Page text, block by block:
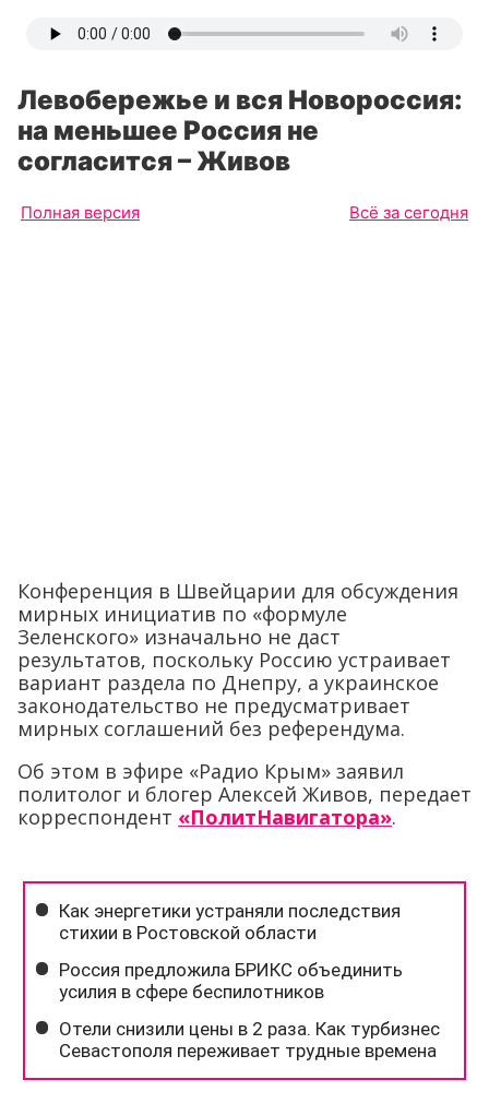
Левобережье и вся Новороссия:
на меньшее Россия не
согласится – Живов
Полная версия Всё за сегодня
Конференция в Швейцарии для обсуждения
мирных инициатив по «формуле
Зеленского» изначально не даст
результатов, поскольку Россию устраивает
вариант раздела по Днепру, а украинское
законодательство не предусматривает
мирных соглашений без референдума.
Об этом в эфире «Радио Крым» заявил
политолог и блогер Алексей Живов, передает
корреспондент «ПолитНавигатора».